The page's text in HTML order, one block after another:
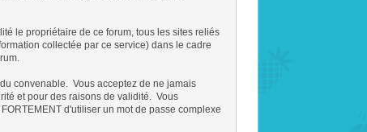
le propriétaire de ce forum, tous les sites reliés
collectée par ce service) dans le cadre
convenable. Vous acceptez de ne jamais
et pour des raisons de validité. Vous
d'utiliser un mot de passe complexe